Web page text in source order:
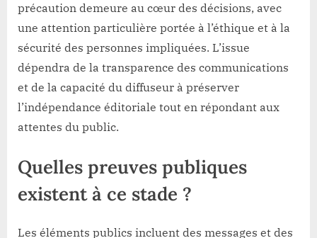
précaution demeure au cœur des décisions, avec
une attention particulière portée à l’éthique et à la
sécurité des personnes impliquées. L’issue
dépendra de la transparence des communications
et de la capacité du diffuseur à préserver
l’indépendance éditoriale tout en répondant aux
attentes du public.
Quelles preuves publiques
existent à ce stade ?
Les éléments publics incluent des messages et des